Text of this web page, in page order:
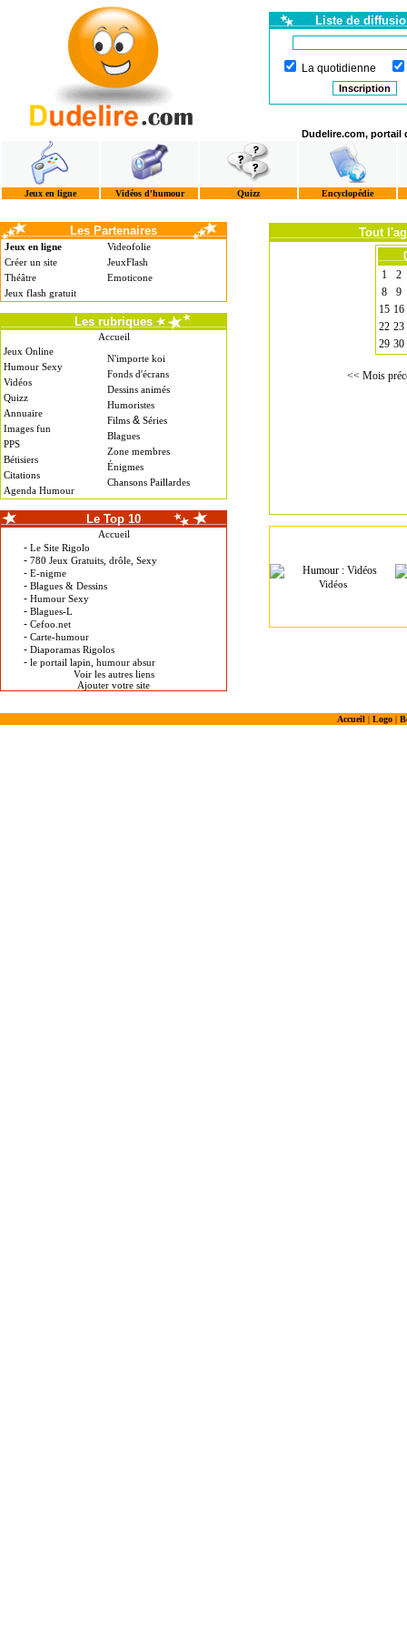
Liste de
La quotidienne
Dudelire.com, portail
Jeux en ligne Vidéos d'humour Quizz Encyclopédie
Les Partenaires
Jeux en ligne
Créer un site
Théâtre
Jeux flash gratuit
Videofolie
JeuxFlash
Emoticone
Les rubriques
Accueil
Jeux Online
Humour Sexy
Vidéos
Quizz
Annuaire
Images fun
PPS
Bétisiers
Citations
Agenda Humour
N'importe koi
Fonds d'écrans
Dessins animés
Humoristes
Films & Séries
Blagues
Zone membres
Énigmes
Chansons Paillardes
Le Top 10
Accueil
- Le Site Rigolo
- 780 Jeux Gratuits, drôle, Sexy
- E-nigme
- Blagues & Dessins
- Humour Sexy
- Blagues-L
- Cefoo.net
- Carte-humour
- Diaporamas Rigolos
- le portail lapin, humour absur
Voir les autres liens
Ajouter votre site
Tout
1
2
8
9
15 16
22 23
29 30
<< Mois
Vidéos
Accueil| Logo|